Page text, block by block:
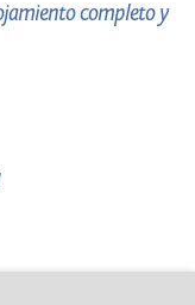
completo y